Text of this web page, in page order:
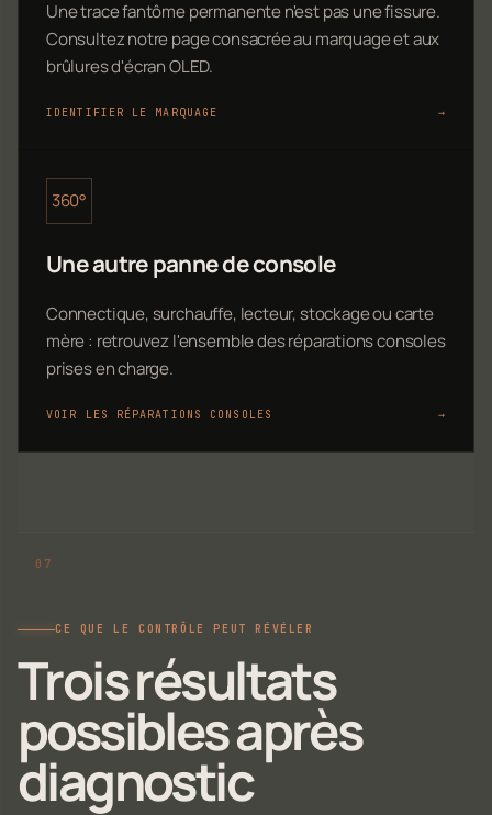
Une trace fantôme permanente n'est pas une fissure.
Consultez notre page consacrée au marquage et aux
brûlures d'écran OLED.
IDENTIFIER LE MARQUAGE →
360°
Une autre panne de console
Connectique, surchauffe, lecteur, stockage ou carte
mère : retrouvez l'ensemble des réparations consoles
prises en charge.
VOIR LES RÉPARATIONS CONSOLES →
CE QUE LE CONTRÔLE PEUT RÉVÉLER
Trois résultats
possibles après
diagnostic